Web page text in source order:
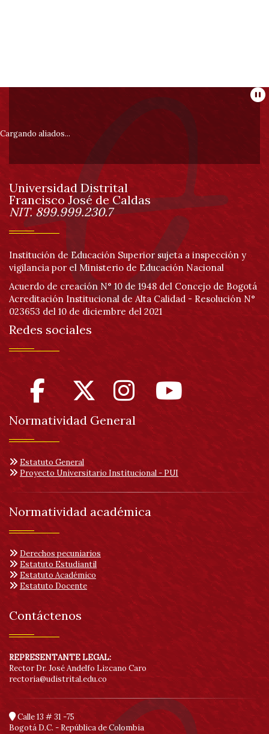
Información
pie
de
página
Cargando aliados...
Información
Universidad Distrital
Francisco José de Caldas
NIT. 899.999.230.7
Institución de Educación Superior sujeta a inspección y
vigilancia por el Ministerio de Educación Nacional
Acuerdo de creación N° 10 de 1948 del Concejo de Bogotá
Acreditación Institucional de Alta Calidad - Resolución N°
023653 del 10 de diciembre del 2021
Redes sociales
Normatividad General
Estatuto General
Proyecto Universitario Institucional - PUI
Normatividad académica
Derechos pecuniarios
Estatuto Estudiantil
Estatuto Académico
Estatuto Docente
Contáctenos
REPRESENTANTE LEGAL:
Rector Dr. José Andelfo Lizcano Caro
rectoria@udistrital.edu.co
Calle 13 # 31 -75
Bogotá D.C. - República de Colombia